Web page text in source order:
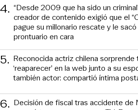
4. “Desde 2009 que ha sido un
creador de contenido exigió que el
pague su millonario rescate y le sacó
prontuario en cara
5. Reconocida actriz chilena sorprende
‘reaparecer’ en la web junto a su
también actor: compartió íntima
6. Decisión de fiscal tras accidente de